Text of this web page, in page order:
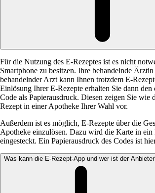
Für die Nutzung des E-Rezeptes ist es nicht
Smartphone zu besitzen. Ihre behandelnde
behandelnder Arzt kann Ihnen trotzdem E-
Einlösung Ihrer E-Rezepte erhalten Sie dann
Code als Papierausdruck. Diesen zeigen Sie wie
Rezept in einer Apotheke Ihrer Wahl vor.
Außerdem ist es möglich, E-Rezepte über die
Apotheke einzulösen. Dazu wird die Karte in ein
eingesteckt. Ein Papierausdruck des Codes ist
Was kann die E-Rezept-App und wer ist der